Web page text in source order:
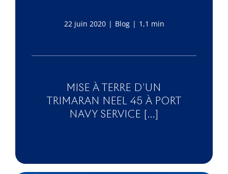
22 juin 2020 | Blog | 1,1 min
MISE À TERRE D’UN
TRIMARAN NEEL 45 À PORT
NAVY SERVICE [...]